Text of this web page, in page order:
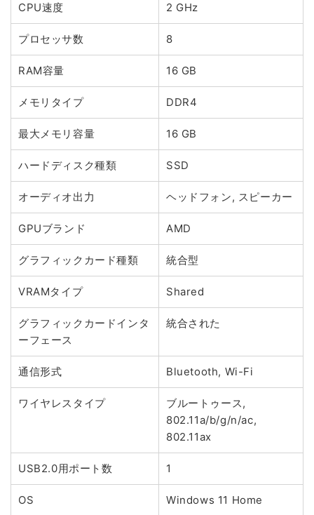
CPU速度 2 GHz
プロセッサ数 8
RAM容量 16 GB
メモリタイプ DDR4
最大メモリ容量 16 GB
ハードディスク種類 SSD
オーディオ出力 ヘッドフォン, スピーカー
GPUブランド AMD
グラフィックカード種類 統合型
VRAMタイプ Shared
グラフィックカードインタ
ーフェース
統合された
通信形式 Bluetooth, Wi-Fi
ワイヤレスタイプ
ブルートゥース,
802.11a/b/g/n/ac,
802.11ax
USB2.0用ポート数 1
OS Windows 11 Home